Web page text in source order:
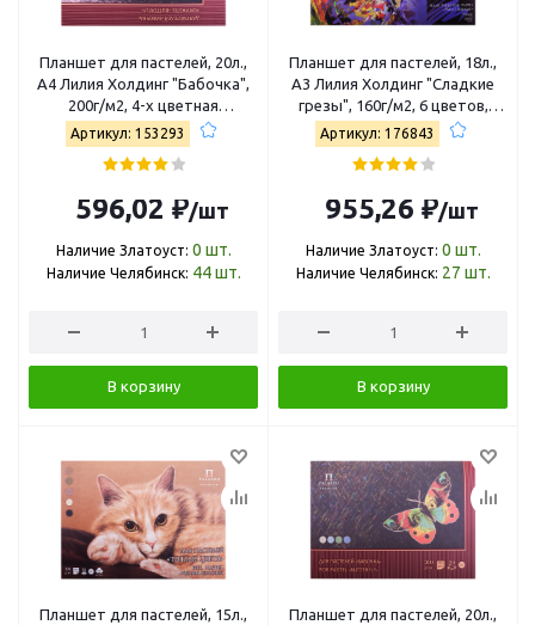
Планшет для пастелей, 20л.,
А4 Лилия Холдинг "Бабочка",
200г/м2, 4-х цветная
тонированная ПБ/А4
Артикул: 153293
596,02 ₽/шт
Наличие Златоуст: 0 шт.
Наличие Челябинск: 44 шт.
В корзину
Планшет для пастелей, 18л.,
А3 Лилия Холдинг "Сладкие
грезы", 160г/м2, 6 цветов,
холст ППГ/А3
Артикул: 176843
955,26 ₽/шт
Наличие Златоуст: 0 шт.
Наличие Челябинск: 27 шт.
В корзину
Планшет для пастелей, 15л.,
Планшет для пастелей, 20л.,